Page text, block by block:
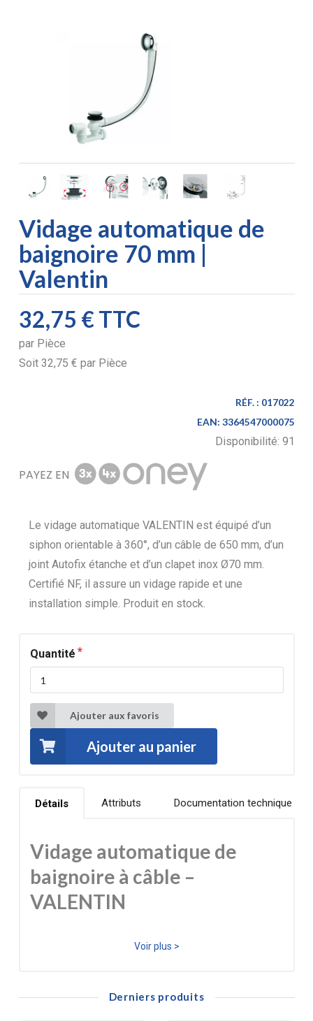
Vidage automatique de
baignoire 70 mm |
Valentin
32,75 €TTC
par Pièce
Soit 32,75 € par Pièce
RÉF. : 017022
EAN: 3364547000075
Disponibilité: 91
PAYEZ EN
Le vidage automatique VALENTIN est équipé d’un
siphon orientable à 360°, d’un câble de 650 mm, d’un
joint Autofix étanche et d’un clapet inox Ø70 mm.
Certifié NF, il assure un vidage rapide et une
installation simple. Produit en stock.
Quantité
Ajouter aux favoris
Ajouter au panier
Détails Attributs Documentation technique
Vidage automatique de
baignoire à câble –
VALENTIN
Le vidage automatique de baignoire VALENTIN est une
orientable à 360° facilite l’adaptation à toutes les
Voir plus >
Derniers produits